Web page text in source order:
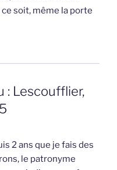
soit, même la porte
: Lescoufflier,
2 ans que je fais des
le patronyme